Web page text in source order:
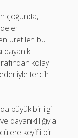
çoğunda,
üretilen bu
kolay
tercih
büyük bir ilgi
dayanıklılığıyla
keyifli bir